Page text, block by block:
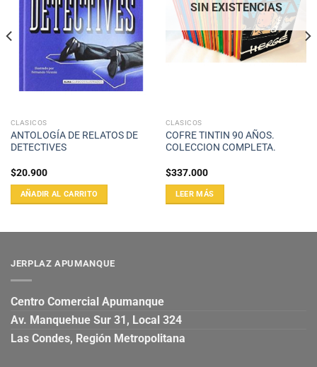
CLASICOS
ANTOLOGÍA DE RELATOS DE
DETECTIVES
$20.900
AÑADIR AL CARRITO
SIN EXISTENCIAS
CLASICOS
COFRE TINTIN 90 AÑOS.
COLECCION COMPLETA.
$337.000
LEER MÁS
JERPLAZ APUMANQUE
Centro Comercial Apumanque
Av. Manquehue Sur 31, Local 324
Las Condes, Región Metropolitana